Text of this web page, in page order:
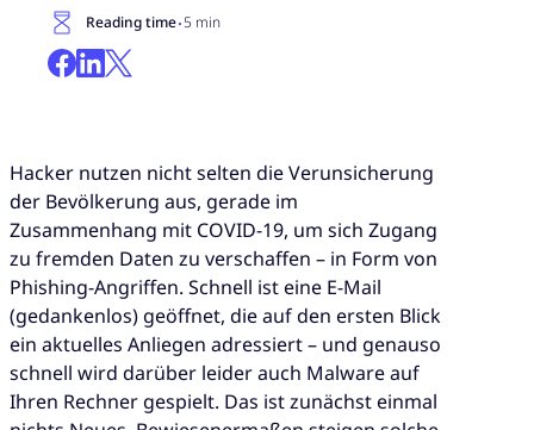
Reading time·5 min
Hacker nutzen nicht selten die Verunsicherung
der Bevölkerung aus, gerade im
Zusammenhang mit COVID-19, um sich Zugang
zu fremden Daten zu verschaffen – in Form von
Phishing-Angriffen. Schnell ist eine E-Mail
(gedankenlos) geöffnet, die auf den ersten Blick
ein aktuelles Anliegen adressiert – und genauso
schnell wird darüber leider auch Malware auf
Ihren Rechner gespielt. Das ist zunächst einmal